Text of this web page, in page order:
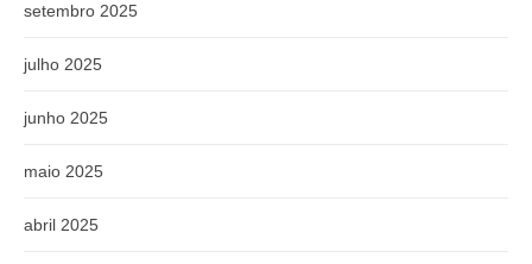
setembro 2025
julho 2025
junho 2025
maio 2025
abril 2025